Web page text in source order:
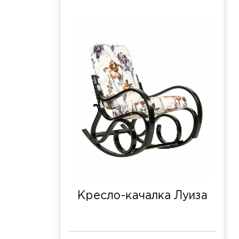
Кресло-качалка Луиза